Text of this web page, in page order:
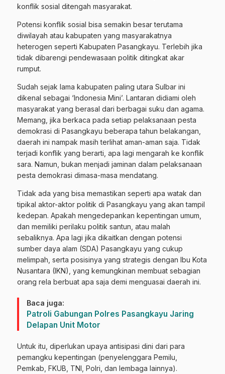
konflik sosial ditengah masyarakat.
Potensi konflik sosial bisa semakin besar terutama
diwilayah atau kabupaten yang masyarakatnya
heterogen seperti Kabupaten Pasangkayu. Terlebih jika
tidak dibarengi pendewasaan politik ditingkat akar
rumput.
Sudah sejak lama kabupaten paling utara Sulbar ini
dikenal sebagai ‘Indonesia Mini’. Lantaran didiami oleh
masyarakat yang berasal dari berbagai suku dan agama.
Memang, jika berkaca pada setiap pelaksanaan pesta
demokrasi di Pasangkayu beberapa tahun belakangan,
daerah ini nampak masih terlihat aman-aman saja. Tidak
terjadi konflik yang berarti, apa lagi mengarah ke konflik
sara. Namun, bukan menjadi jaminan dalam pelaksanaan
pesta demokrasi dimasa-masa mendatang.
Tidak ada yang bisa memastikan seperti apa watak dan
tipikal aktor-aktor politik di Pasangkayu yang akan tampil
kedepan. Apakah mengedepankan kepentingan umum,
dan memiliki perilaku politik santun, atau malah
sebaliknya. Apa lagi jika dikaitkan dengan potensi
sumber daya alam (SDA) Pasangkayu yang cukup
melimpah, serta posisinya yang strategis dengan Ibu Kota
Nusantara (IKN), yang kemungkinan membuat sebagian
orang rela berbuat apa saja demi menguasai daerah ini.
Baca juga:
Patroli Gabungan Polres Pasangkayu Jaring
Delapan Unit Motor
Untuk itu, diperlukan upaya antisipasi dini dari para
pemangku kepentingan (penyelenggara Pemilu,
Pemkab, FKUB, TNI, Polri, dan lembaga lainnya).